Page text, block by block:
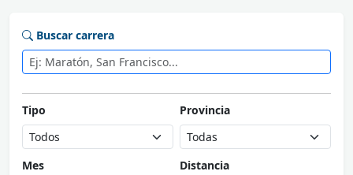
Buscar carrera
Tipo Provincia
Mes Distancia